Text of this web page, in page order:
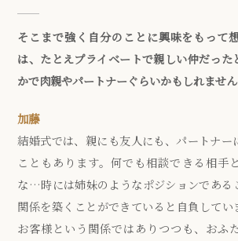
そこまで強く自分のことに興味をもって
は、たとえプライベートで親しい仲だった
かで肉親やパートナーぐらいかもしれません
加藤
結婚式では、親にも友人にも、パートナー
こともあります。何でも相談できる相手
な…時には姉妹のようなポジションである
関係を築くことができていると自負してい
お客様という関係ではありつつも、おふ